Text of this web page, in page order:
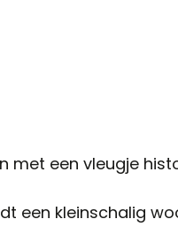
een vleugje
een kleinschalig